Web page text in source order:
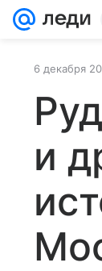
6 декабря
и